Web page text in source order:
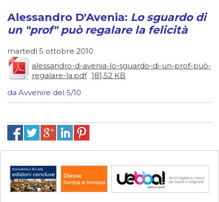
Alessandro D'Avenia: Lo sguardo di
un "prof" può regalare la felicità
martedì 5 ottobre 2010
alessandro-d-avenia-lo-sguardo-di-un-prof-può-
regalare-la.pdf 181,52 KB
da Avvenire del 5/10